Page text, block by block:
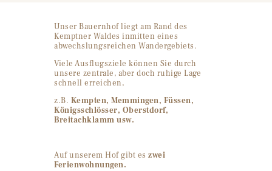
TIERE & NATUR
ANFRAGE
KONTAKT
Unser Bauernhof liegt am Rand des
Kemptner Waldes inmitten eines
abwechslungsreichen Wandergebiets.
Viele Ausflugsziele können Sie durch
unsere zentrale, aber doch ruhige Lage
schnell erreichen,
z.B. Kempten, Memmingen, Füssen,
Königsschlösser, Oberstdorf,
Breitachklamm usw.
Auf unserem Hof gibt es zwei
Ferienwohnungen.